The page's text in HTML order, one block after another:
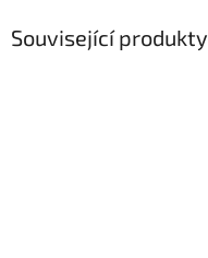
Související produkty